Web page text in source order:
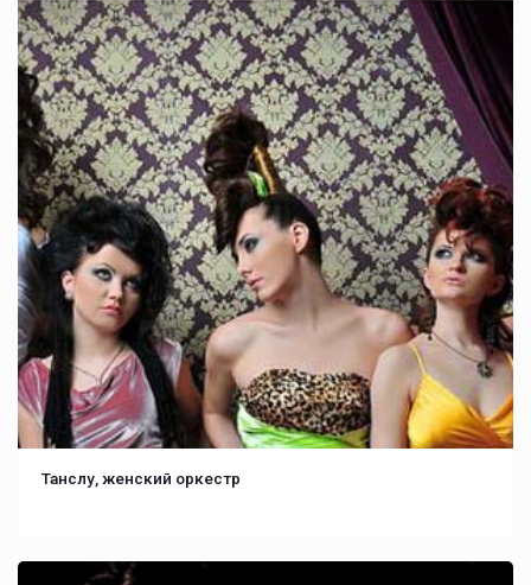
Танслу, женский оркестр